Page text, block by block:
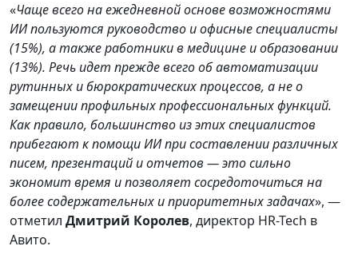
«Чаще всего на ежедневной основе возможностями
ИИ пользуются руководство и офисные специалисты
(15%), а также работники в медицине и образовании
(13%). Речь идет прежде всего об автоматизации
рутинных и бюрократических процессов, а не о
замещении профильных профессиональных функций.
Как правило, большинство из этих специалистов
прибегают к помощи ИИ при составлении различных
писем, презентаций и отчетов — это сильно
экономит время и позволяет сосредоточиться на
более содержательных и приоритетных задачах», —
отметил Дмитрий Королев, директор HR-Tech в
Авито.